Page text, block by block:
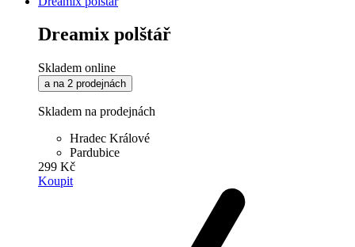
Dreamix polštář
Skladem online
a na 2 prodejnách
Skladem na prodejnách
Hradec Králové
Pardubice
299 Kč
Koupit